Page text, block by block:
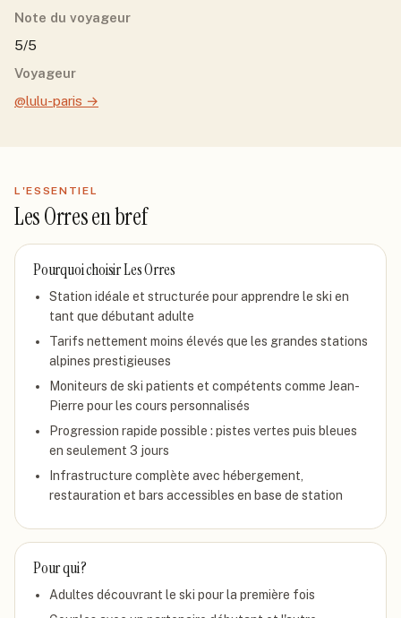
Note du voyageur
5/5
Voyageur
@lulu-paris →
L'ESSENTIEL
Les Orresen bref
Pourquoi choisirLes Orres
Station idéale et structurée pour apprendre le ski en
tant que débutant adulte
Tarifs nettement moins élevés que les grandes stations
alpines prestigieuses
Moniteurs de ski patients et compétents comme Jean-
Pierre pour les cours personnalisés
Progression rapide possible : pistes vertes puis bleues
en seulement 3 jours
Infrastructure complète avec hébergement,
restauration et bars accessibles en base de station
Pour qui ?
Adultes découvrant le ski pour la première fois